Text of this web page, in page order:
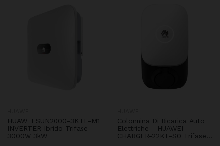
HUAWEI SUN2000-3KTL-M1
INVERTER Ibrido Trifase
3000W 3kW
Colonnina Di Ricarica Auto
Elettriche - HUAWEI
CHARGER-22KT-S0 Trifase